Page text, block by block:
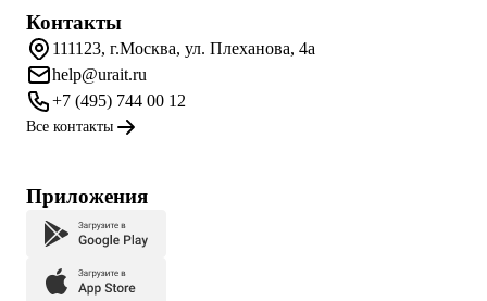
Контакты
111123, г.Москва, ул. Плеханова, 4а
help@urait.ru
+7 (495) 744 00 12
Все контакты
Приложения